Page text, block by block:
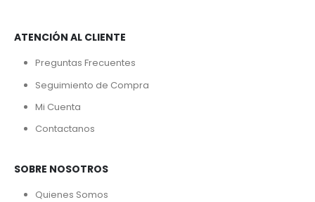
ATENCIÓN AL CLIENTE
Preguntas Frecuentes
Seguimiento de Compra
Mi Cuenta
Contactanos
SOBRE NOSOTROS
Quienes Somos